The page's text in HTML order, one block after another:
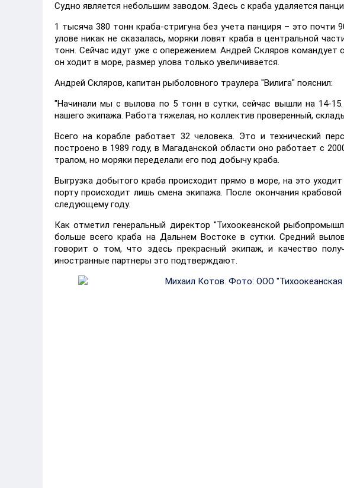
Судно является небольшим заводом. Здесь с краба удаляется
1 тысяча 380 тонн краба-стригуна без учета панциря – это почти
улове никак не сказалась, моряки ловят краба в центральной
тонн. Сейчас идут уже с опережением. Андрей Скляров командует
он ходит в море, размер улова только увеличивается.
Андрей Скляров, капитан рыболовного траулера "Вилига" пояснил:
"Начинали мы с вылова по 5 тонн в сутки, сейчас вышли на 14-
нашего экипажа. Работа тяжелая, но коллектив проверенный,
Всего на корабле работает 32 человека. Это и технический
построено в 1989 году, в Магаданской области оно работает с
тралом, но моряки переделали его под добычу краба.
Выгрузка добытого краба происходит прямо в море, на это
порту происходит лишь смена экипажа. После окончания
следующему году.
Как отметил генеральный директор "Тихоокеанской
больше всего краба на Дальнем Востоке в сутки. Средний
говорит о том, что здесь прекрасный экипаж, и качество
иностранные партнеры это подтверждают.